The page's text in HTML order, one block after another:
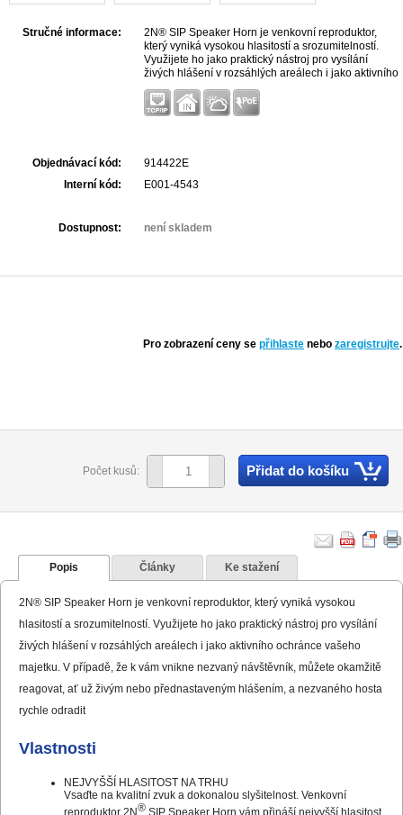
Stručné informace:
2N® SIP Speaker Horn je venkovní reproduktor,
který vyniká vysokou hlasitostí a srozumitelností.
Využijete ho jako praktický nástroj pro vysílání
živých hlášení v rozsáhlých areálech i jako aktivního
ochránce vašeho majetku. V případě, že k vám
vnikne nezvaný návštěvník, můžete okamžitě
reagovat, ať už živým nebo přednastaveným
Objednávací kód:
914422E
Interní kód:
E001-4543
Dostupnost: není skladem
Pro zobrazení ceny se přihlaste nebo zaregistrujte.
Počet kusů: Přidat do košíku
Popis Články Ke stažení
2N® SIP Speaker Horn je venkovní reproduktor, který vyniká vysokou
hlasitostí a srozumitelností. Využijete ho jako praktický nástroj pro vysílání
živých hlášení v rozsáhlých areálech i jako aktivního ochránce vašeho
majetku. V případě, že k vám vnikne nezvaný návštěvník, můžete okamžitě
reagovat, ať už živým nebo přednastaveným hlášením, a nezvaného hosta
rychle odradit
Vlastnosti
NEJVYŠŠÍ HLASITOST NA TRHU
Vsaďte na kvalitní zvuk a dokonalou slyšitelnost. Venkovní
reproduktor 2N® SIP Speaker Horn vám přináší nejvyšší hlasitost